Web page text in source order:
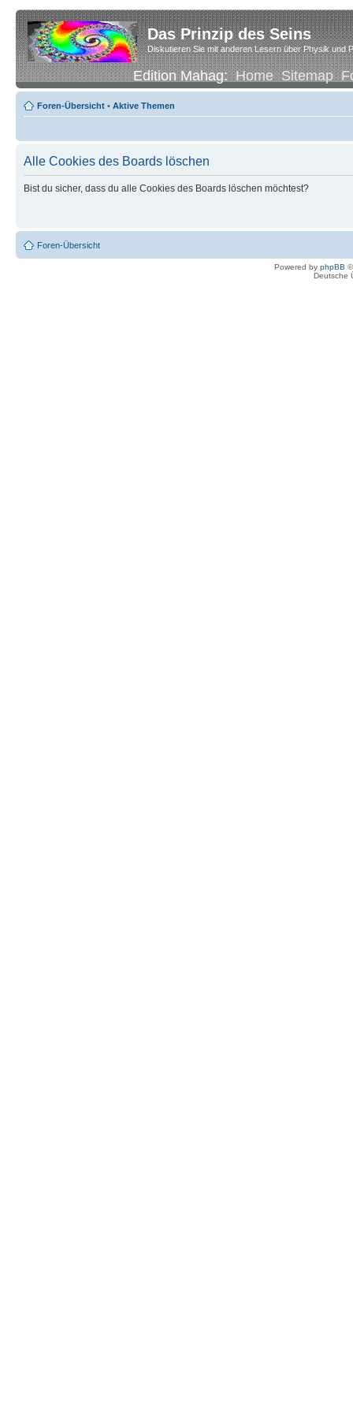
Das Prinzip des Seins
Diskutieren Sie mit anderen Lesern über Physik und
Edition Mahag:Home Sitemap
Foren-Übersicht • Aktive Themen
Alle Cookies des Boards löschen
Bist du sicher, dass du alle Cookies des Boards löschen möchtest?
Foren-Übersicht
Powered by phpBB
Deutsche